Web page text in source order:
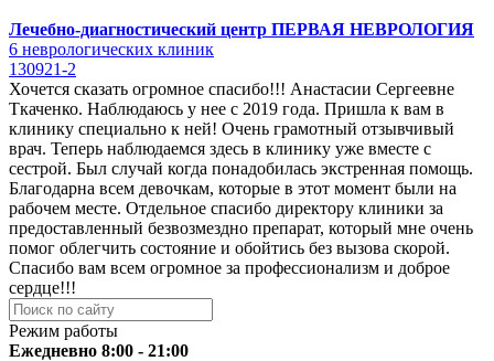
Лечебно-диагностический центр ПЕРВАЯ НЕВРОЛОГИЯ
6 неврологических клиник
130921-2
Хочется сказать огромное спасибо!!! Анастасии Сергеевне
Ткаченко. Наблюдаюсь у нее с 2019 года. Пришла к вам в
клинику специально к ней! Очень грамотный отзывчивый
врач. Теперь наблюдаемся здесь в клинику уже вместе с
сестрой. Был случай когда понадобилась экстренная помощь.
Благодарна всем девочкам, которые в этот момент были на
рабочем месте. Отдельное спасибо директору клиники за
предоставленный безвозмездно препарат, который мне очень
помог облегчить состояние и обойтись без вызова скорой.
Спасибо вам всем огромное за профессионализм и доброе
сердце!!!
Режим работы
Ежедневно 8:00 - 21:00